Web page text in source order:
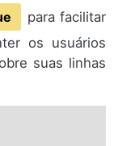
para facilitar
os usuários
suas linhas